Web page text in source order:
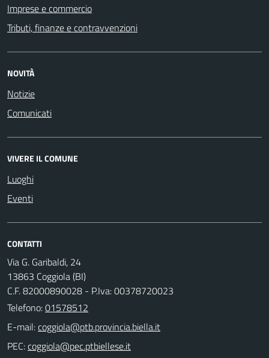
Imprese e commercio
Tributi, finanze e contravvenzioni
NOVITÀ
Notizie
Comunicati
VIVERE IL COMUNE
Luoghi
Eventi
CONTATTI
Via G. Garibaldi, 24
13863 Coggiola (BI)
C.F. 82000890028 - P.Iva: 00378720023
Telefono:01578512
E-mail:
PEC: